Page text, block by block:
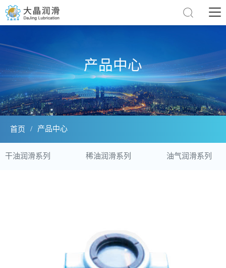
产品中心
首页 / 产品中心
干油润滑系列 稀油润滑系列 油气润滑系列